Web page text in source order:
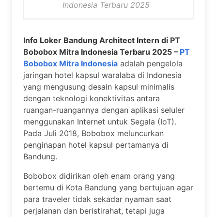
Indonesia Terbaru 2025
Info Loker Bandung Architect Intern di PT
Bobobox Mitra Indonesia Terbaru 2025 – PT
Bobobox Mitra Indonesia adalah pengelola
jaringan hotel kapsul waralaba di Indonesia
yang mengusung desain kapsul minimalis
dengan teknologi konektivitas antara
ruangan-ruangannya dengan aplikasi seluler
menggunakan Internet untuk Segala (IoT).
Pada Juli 2018, Bobobox meluncurkan
penginapan hotel kapsul pertamanya di
Bandung.
Bobobox didirikan oleh enam orang yang
bertemu di Kota Bandung yang bertujuan agar
para traveler tidak sekadar nyaman saat
perjalanan dan beristirahat, tetapi juga